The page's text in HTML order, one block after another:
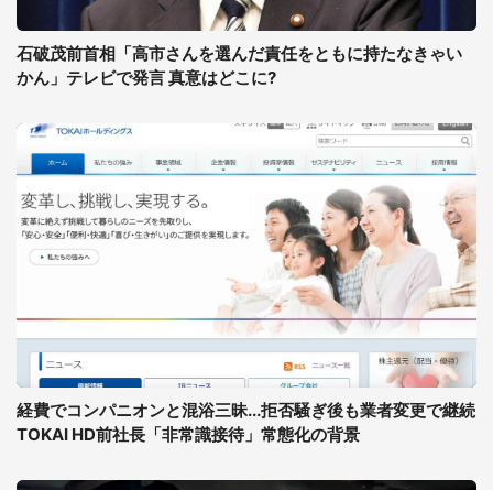
石破茂前首相「高市さんを選んだ責任をともに持たなきゃい
かん」テレビで発言 真意はどこに?
経費でコンパニオンと混浴三昧...拒否騒ぎ後も業者変更で継続
TOKAI HD前社長「非常識接待」常態化の背景